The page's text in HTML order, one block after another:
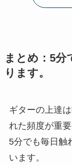
まとめ：5分
ります。
ギターの上達
れた頻度が重要
5分でも毎日触
います。